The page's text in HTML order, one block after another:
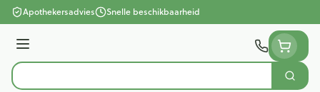
Ga naar de inhoud
Apothekersadvies Snelle beschikbaarheid
Menu
Product, merk, categorie...
Zoek